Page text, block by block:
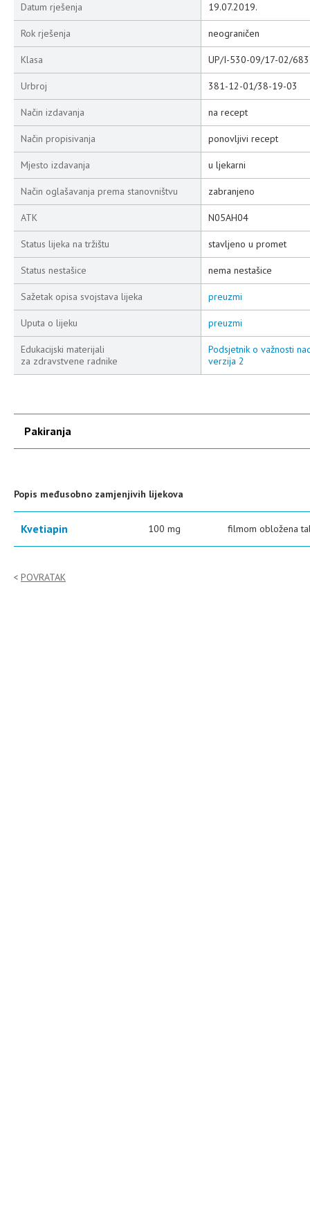
Datum rješenja 19.07.2019.
Rok rješenja neograničen
Klasa UP/I-530-09/17-02/683
Urbroj 381-12-01/38-19-03
Način izdavanja na recept
Način propisivanja ponovljivi recept
Mjesto izdavanja u ljekarni
Način oglašavanja prema stanovništvu zabranjeno
ATK N05AH04
Status lijeka na tržištu stavljeno u promet
Status nestašice nema nestašice
Sažetak opisa svojstava lijeka preuzmi
Uputa o lijeku preuzmi
Edukacijski materijali
za zdravstvene radnike
Podsjetnik o važnosti
verzija 2
Pakiranja
Popis međusobno zamjenjivih lijekova
Kvetiapin 100 mg filmom obložena
POVRATAK